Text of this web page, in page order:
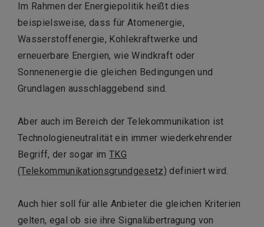
Im Rahmen der Energiepolitik heißt dies
beispielsweise, dass für Atomenergie,
Wasserstoffenergie, Kohlekraftwerke und
erneuerbare Energien, wie Windkraft oder
Sonnenenergie die gleichen Bedingungen und
Grundlagen ausschlaggebend sind.
Aber auch im Bereich der Telekommunikation ist
Technologieneutralität ein immer wiederkehrender
Begriff, der sogar imTKG
(Telekommunikationsgrundgesetz) definiert wird.
Auch hier soll für alle Anbieter die gleichen Kriterien
gelten, egal ob sie ihre Signalübertragung von